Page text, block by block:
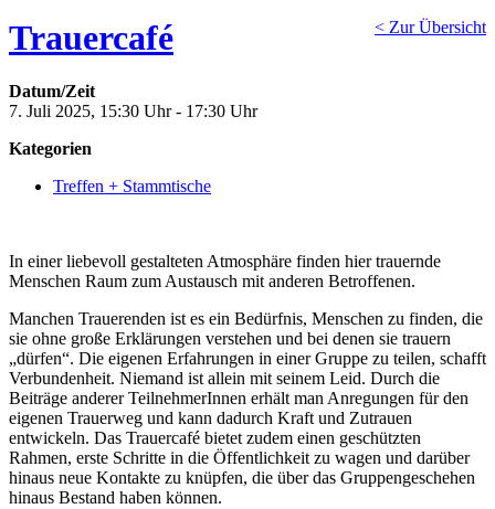
< Zur Übersicht
Trauercafé
Datum/Zeit
7. Juli 2025, 15:30 Uhr - 17:30 Uhr
Kategorien
Treffen + Stammtische
In einer liebevoll gestalteten Atmosphäre finden hier trauernde
Menschen Raum zum Austausch mit anderen Betroffenen.
Manchen Trauerenden ist es ein Bedürfnis, Menschen zu finden, die
sie ohne große Erklärungen verstehen und bei denen sie trauern
„dürfen“. Die eigenen Erfahrungen in einer Gruppe zu teilen, schafft
Verbundenheit. Niemand ist allein mit seinem Leid. Durch die
Beiträge anderer TeilnehmerInnen erhält man Anregungen für den
eigenen Trauerweg und kann dadurch Kraft und Zutrauen
entwickeln. Das Trauercafé bietet zudem einen geschützten
Rahmen, erste Schritte in die Öffentlichkeit zu wagen und darüber
hinaus neue Kontakte zu knüpfen, die über das Gruppengeschehen
hinaus Bestand haben können.